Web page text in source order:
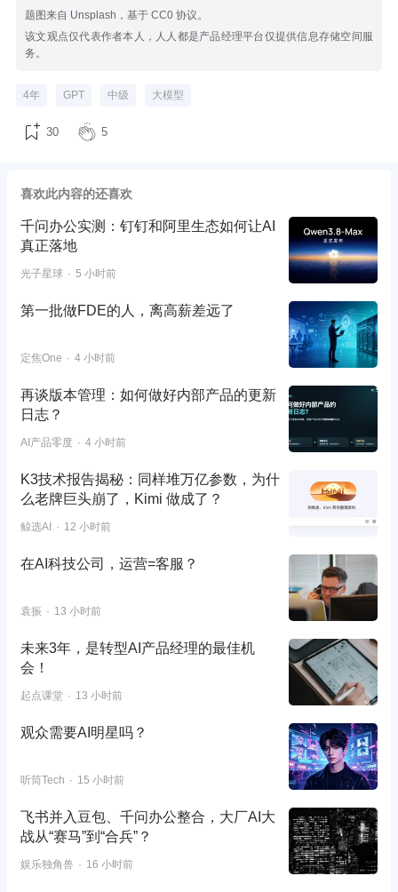
题图来自 Unsplash，基于 CC0 协议。
该文观点仅代表作者本人，人人都是产品经理平台仅提供信息存储空间服
务。
4年 GPT 中级 大模型
30 5
喜欢此内容的还喜欢
千问办公实测：钉钉和阿里生态如何让AI
真正落地
光子星球 5 小时前
第一批做FDE的人，离高薪差远了
定焦One 4 小时前
再谈版本管理：如何做好内部产品的更新
日志？
AI产品零度 4 小时前
K3技术报告揭秘：同样堆万亿参数，为什
么老牌巨头崩了，Kimi 做成了？
鲸选AI 12 小时前
在AI科技公司，运营=客服？
袁振 13 小时前
未来3年，是转型AI产品经理的最佳机
会！
起点课堂 13 小时前
观众需要AI明星吗？
听筒Tech 15 小时前
飞书并入豆包、千问办公整合，大厂AI大
战从“赛马”到“合兵”？
娱乐独角兽 16 小时前